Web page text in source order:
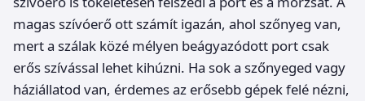
magas szívóerő ott számít igazán, ahol szőnyeg van,
mert a szálak közé mélyen beágyazódott port csak
erős szívással lehet kihúzni. Ha sok a szőnyeged vagy
háziállatod van, érdemes az erősebb gépek felé nézni,